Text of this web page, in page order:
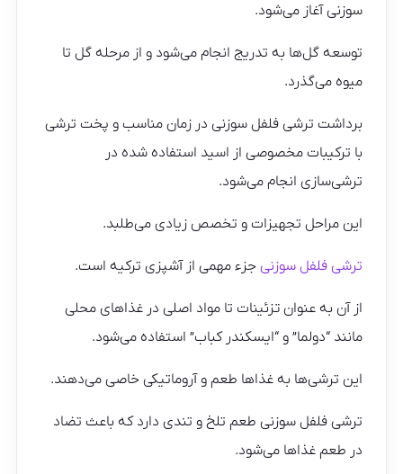
سوزنی آغاز می‌شود.
توسعه گل‌ها به تدریج انجام می‌شود و از مرحله گل تا
میوه می‌گذرد.
برداشت ترشی فلفل سوزنی در زمان مناسب و پخت ترشی
با ترکیبات مخصوصی از اسید استفاده شده در
ترشی‌سازی انجام می‌شود.
این مراحل تجهیزات و تخصص زیادی می‌طلبد.
ترشی فلفل سوزنی جزء مهمی از آشپزی ترکیه است.
از آن به عنوان تزئینات تا مواد اصلی در غذاهای محلی
مانند “دولما” و “ایسکندر کباب” استفاده می‌شود.
این ترشی‌ها به غذاها طعم و آروماتیکی خاصی می‌دهند.
ترشی فلفل سوزنی طعم تلخ و تندی دارد که باعث تضاد
در طعم غذاها می‌شود.